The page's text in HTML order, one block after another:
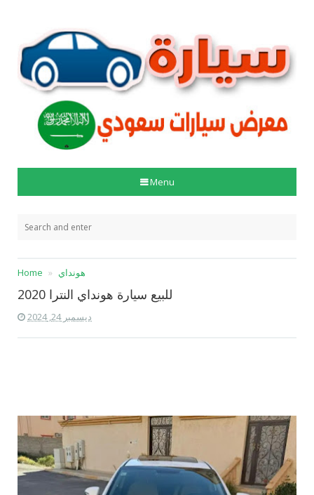
Menu
Home هونداي
للبيع سيارة هونداي النترا 2020
ديسمبر 24, 2024